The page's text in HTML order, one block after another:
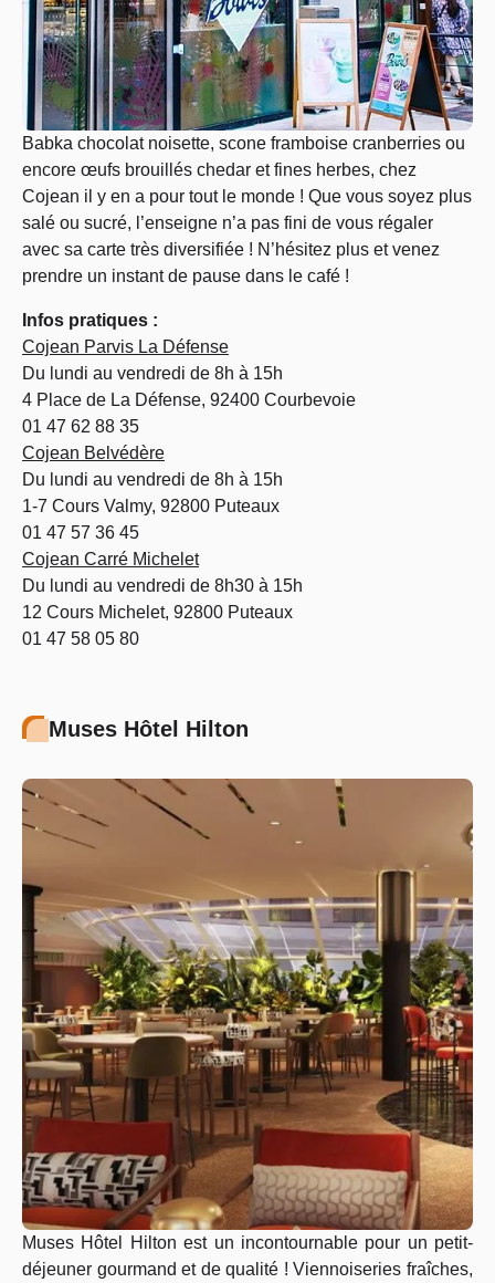
Babka chocolat noisette, scone framboise cranberries ou
encore œufs brouillés chedar et fines herbes, chez
Cojean il y en a pour tout le monde ! Que vous soyez plus
salé ou sucré, l’enseigne n’a pas fini de vous régaler
avec sa carte très diversifiée ! N’hésitez plus et venez
prendre un instant de pause dans le café !
Infos pratiques :
Cojean Parvis La Défense
Du lundi au vendredi de 8h à 15h
4 Place de La Défense, 92400 Courbevoie
01 47 62 88 35
Cojean Belvédère
Du lundi au vendredi de 8h à 15h
1-7 Cours Valmy, 92800 Puteaux
01 47 57 36 45
Cojean Carré Michelet
Du lundi au vendredi de 8h30 à 15h
12 Cours Michelet, 92800 Puteaux
01 47 58 05 80
Muses Hôtel Hilton
Muses Hôtel Hilton est un incontournable pour un petit-
déjeuner gourmand et de qualité ! Viennoiseries fraîches,